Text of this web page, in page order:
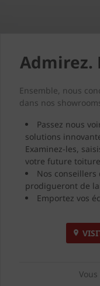
Admirez.
Ensemble, nous
dans nos
Passez nous
solutions
Examinez-les,
votre future
Nos conseillers
prodigueront de
Emportez vos